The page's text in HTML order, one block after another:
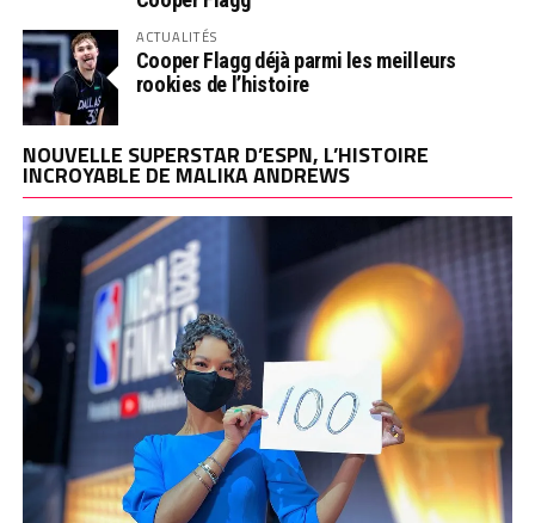
ACTUALITÉS
Cooper Flagg déjà parmi les meilleurs
rookies de l’histoire
NOUVELLE SUPERSTAR D’ESPN, L’HISTOIRE
INCROYABLE DE MALIKA ANDREWS